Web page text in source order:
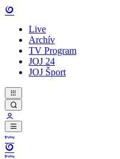
Live
Archív
TV Program
JOJ 24
JOJ Šport